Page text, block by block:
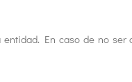
En caso de no ser